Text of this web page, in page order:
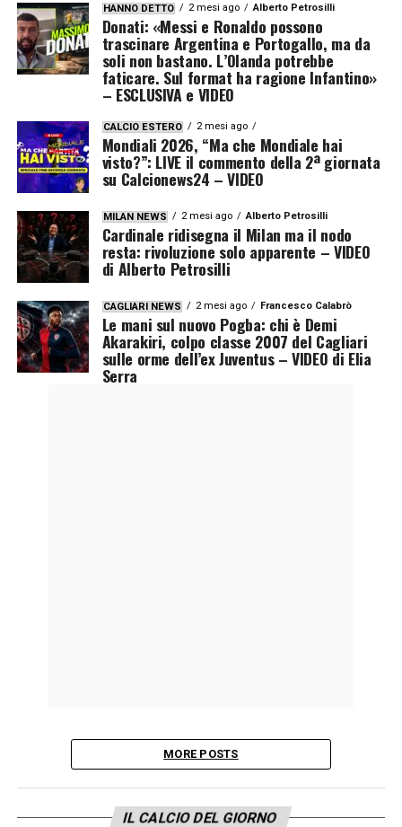
HANNO DETTO 2 mesi ago Alberto Petrosilli
Donati: «Messi e Ronaldo possono
trascinare Argentina e Portogallo, ma da
soli non bastano. L’Olanda potrebbe
faticare. Sul format ha ragione Infantino»
– ESCLUSIVA e VIDEO
CALCIO ESTERO 2 mesi ago
Mondiali 2026, “Ma che Mondiale hai
visto?”: LIVE il commento della 2ª giornata
su Calcionews24 – VIDEO
MILAN NEWS 2 mesi ago Alberto Petrosilli
Cardinale ridisegna il Milan ma il nodo
resta: rivoluzione solo apparente – VIDEO
di Alberto Petrosilli
CAGLIARI NEWS 2 mesi ago Francesco Calabrò
Le mani sul nuovo Pogba: chi è Demi
Akarakiri, colpo classe 2007 del Cagliari
sulle orme dell’ex Juventus – VIDEO di Elia
Serra
MORE POSTS
IL CALCIO DEL GIORNO